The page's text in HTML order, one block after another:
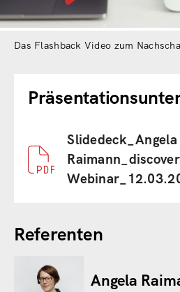
Das Flashback Video zum
DocumentSlidedeck_Angela
Referenten
Angela